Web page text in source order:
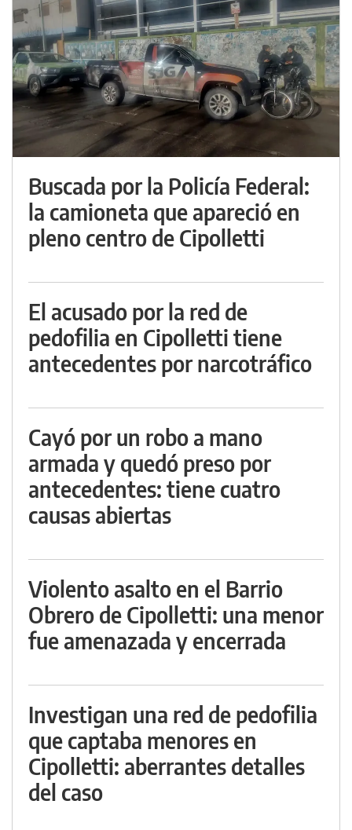
Buscada por la Policía Federal:
la camioneta que apareció en
pleno centro de Cipolletti
El acusado por la red de
pedofilia en Cipolletti tiene
antecedentes por narcotráfico
Cayó por un robo a mano
armada y quedó preso por
antecedentes: tiene cuatro
causas abiertas
Violento asalto en el Barrio
Obrero de Cipolletti: una menor
fue amenazada y encerrada
Investigan una red de pedofilia
que captaba menores en
Cipolletti: aberrantes detalles
del caso